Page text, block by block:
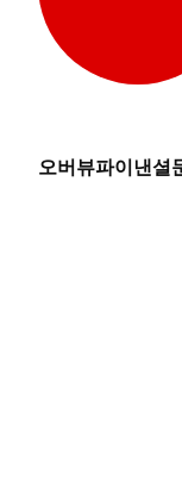
오버뷰파이낸셜